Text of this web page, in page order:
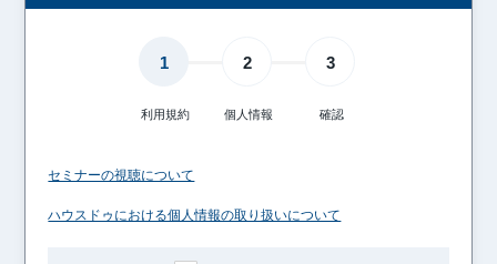
1
利用規約
2
個人情報
3
確認
セミナーの視聴について
ハウスドゥにおける個人情報の取り扱いについて